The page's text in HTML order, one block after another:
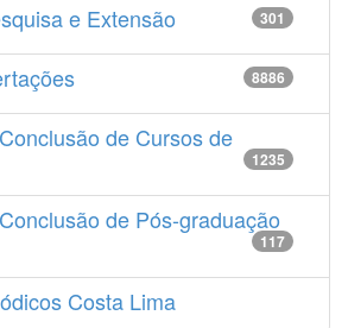
e Extensão 301
8886
de Cursos de
1235
de Pós-graduação
117
Costa Lima